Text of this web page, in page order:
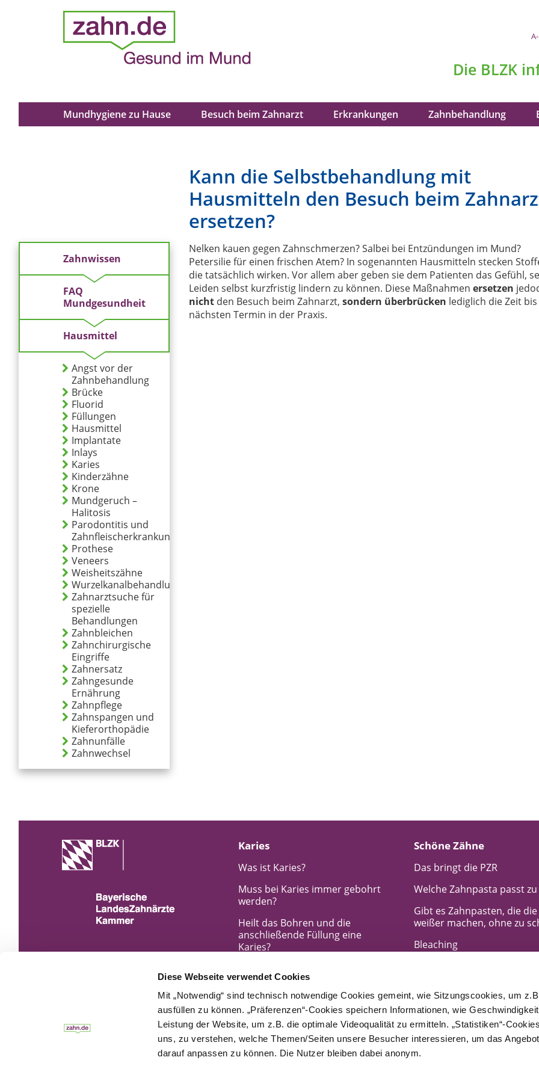
Diese Webseite verwendet Cookies
Mit „Notwendig“ sind technisch notwendige Cookies gemeint, wie Sitzungscookies, um
ausfüllen zu können. „Präferenzen“-Cookies speichern Informationen, wie
Leistung der Website, um z.B. die optimale Videoqualität zu ermitteln. „Statistiken“-
uns, zu verstehen, welche Themen/Seiten unsere Besucher interessieren, um das
darauf anpassen zu können. Die Nutzer bleiben dabei anonym.
A-
Die BLZK
Mundhygiene zu Hause Besuch beim Zahnarzt Erkrankungen Zahnbehandlung
Kann die Selbstbehandlung mit
Hausmitteln den Besuch beim
ersetzen?
Nelken kauen gegen Zahnschmerzen? Salbei bei Entzündungen im Mund?
Petersilie für einen frischen Atem? In sogenannten Hausmitteln stecken
die tatsächlich wirken. Vor allem aber geben sie dem Patienten das Gefühl,
Leiden selbst kurzfristig lindern zu können. Diese Maßnahmen ersetzen
nicht den Besuch beim Zahnarzt, sondern überbrücken lediglich die Zeit
nächsten Termin in der Praxis.
Zahnwissen
FAQ
Mundgesundheit
Hausmittel
Angst vor der
Zahnbehandlung
Brücke
Fluorid
Füllungen
Hausmittel
Implantate
Inlays
Karies
Kinderzähne
Krone
Mundgeruch –
Halitosis
Parodontitis und
Zahnfleischerkrankungen
Prothese
Veneers
Weisheitszähne
Wurzelkanalbehandlung
Zahnarztsuche für
spezielle
Behandlungen
Zahnbleichen
Zahnchirurgische
Eingriffe
Zahnersatz
Zahngesunde
Ernährung
Zahnpflege
Zahnspangen und
Kieferorthopädie
Zahnunfälle
Zahnwechsel
Karies
Was ist Karies?
Muss bei Karies immer gebohrt
werden?
Heilt das Bohren und die
anschließende Füllung eine
Karies?
Wodurch steigt mein Kariesrisiko?
Kann eine Fissurenversiegelung
Karies verhindern?
Wird Karies vererbt?
Schöne Zähne
Das bringt die PZR
Welche Zahnpasta passt
Gibt es Zahnpasten, die
weißer machen, ohne zu
Bleaching
Veneers
Welche Alternativen zu
gibt es?
Welche Vorteile bieten